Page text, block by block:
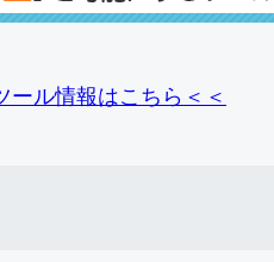
ール情報はこちら＜＜